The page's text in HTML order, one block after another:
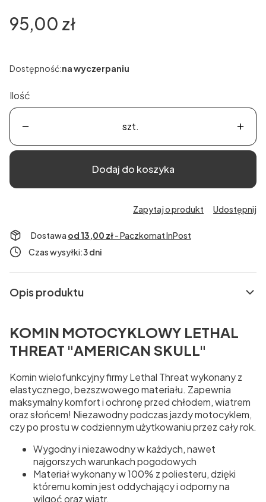
Cena
95,00 zł
Dostępność:na wyczerpaniu
Ilość
szt.
Dodaj do koszyka
Zapytaj o produkt Udostępnij
Dostawa od 13,00 zł- Paczkomat InPost
Czas wysyłki:3 dni
Opis produktu
KOMIN MOTOCYKLOWY LETHAL
THREAT "AMERICAN SKULL"
Komin wielofunkcyjny firmy Lethal Threat wykonany z
elastycznego, bezszwowego materiału. Zapewnia
maksymalny komfort i ochronę przed chłodem, wiatrem
oraz słońcem! Niezawodny podczas jazdy motocyklem,
czy po prostu w codziennym użytkowaniu przez cały rok.
Wygodny i niezawodny w każdych, nawet
najgorszych warunkach pogodowych
Materiał wykonany w 100% z poliesteru, dzięki
któremu komin jest oddychający i odporny na
wilgoć oraz wiatr.